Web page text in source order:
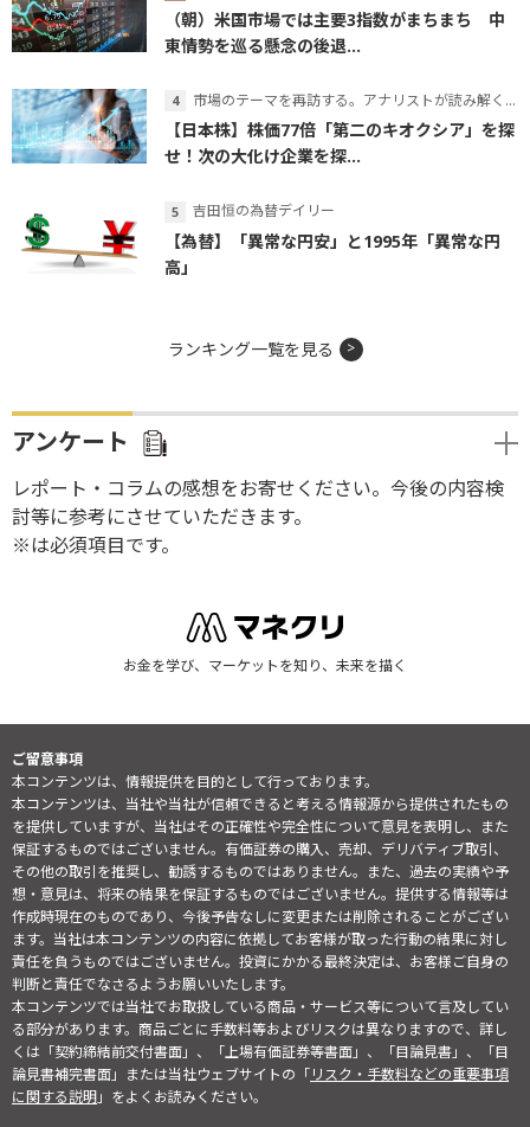
（朝）米国市場では主要3指数がまちまち 中
東情勢を巡る懸念の後退...
市場のテーマを再訪する。アナリストが読み解くテーマの本質
【日本株】株価77倍「第二のキオクシア」を探
せ！次の大化け企業を探...
吉田恒の為替デイリー
【為替】「異常な円安」と1995年「異常な円
高」
ランキング一覧を見る
アンケート
レポート・コラムの感想をお寄せください。今後の内容検
討等に参考にさせていただきます。
※は必須項目です。
お金を学び、マーケットを知り、未来を描く
ご留意事項
本コンテンツは、情報提供を目的として行っております。
本コンテンツは、当社や当社が信頼できると考える情報源から提供されたもの
を提供していますが、当社はその正確性や完全性について意見を表明し、また
保証するものではございません。有価証券の購入、売却、デリバティブ取引、
その他の取引を推奨し、勧誘するものではありません。また、過去の実績や予
想・意見は、将来の結果を保証するものではございません。提供する情報等は
作成時現在のものであり、今後予告なしに変更または削除されることがござい
ます。当社は本コンテンツの内容に依拠してお客様が取った行動の結果に対し
責任を負うものではございません。投資にかかる最終決定は、お客様ご自身の
判断と責任でなさるようお願いいたします。
本コンテンツでは当社でお取扱している商品・サービス等について言及してい
る部分があります。商品ごとに手数料等およびリスクは異なりますので、詳し
くは「契約締結前交付書面」、「上場有価証券等書面」、「目論見書」、「目
論見書補完書面」または当社ウェブサイトの「リスク・手数料などの重要事項
に関する説明」をよくお読みください。